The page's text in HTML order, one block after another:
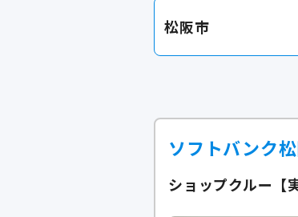
松阪市
ソフトバンク
ショップクルー【